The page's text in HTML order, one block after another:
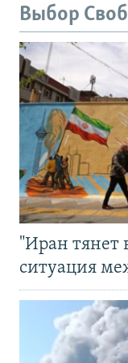
Выбор
"Иран тянет
ситуация